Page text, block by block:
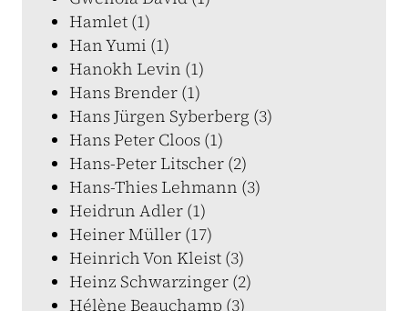
Hamlet (1)
Han Yumi (1)
Hanokh Levin (1)
Hans Brender (1)
Hans Jürgen Syberberg (3)
Hans Peter Cloos (1)
Hans-Peter Litscher (2)
Hans-Thies Lehmann (3)
Heidrun Adler (1)
Heiner Müller (17)
Heinrich Von Kleist (3)
Heinz Schwarzinger (2)
Hélène Beauchamp (3)